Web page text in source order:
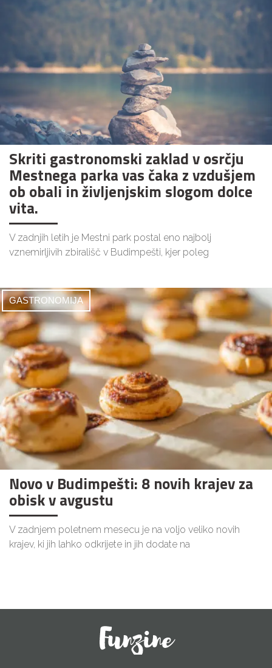
Skriti gastronomski zaklad v osrčju
Mestnega parka vas čaka z vzdušjem
ob obali in življenjskim slogom dolce
vita.
V zadnjih letih je Mestni park postal eno najbolj
vznemirljivih zbirališč v Budimpešti, kjer poleg
GASTRONOMIJA
Novo v Budimpešti: 8 novih krajev za
obisk v avgustu
V zadnjem poletnem mesecu je na voljo veliko novih
krajev, ki jih lahko odkrijete in jih dodate na